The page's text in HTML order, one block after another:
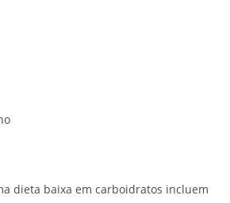
dieta baixa em carboidratos incluem